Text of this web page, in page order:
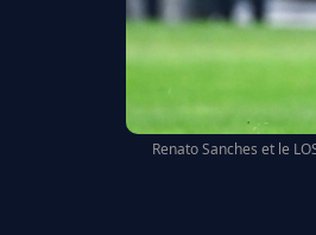
Renato Sanches et le